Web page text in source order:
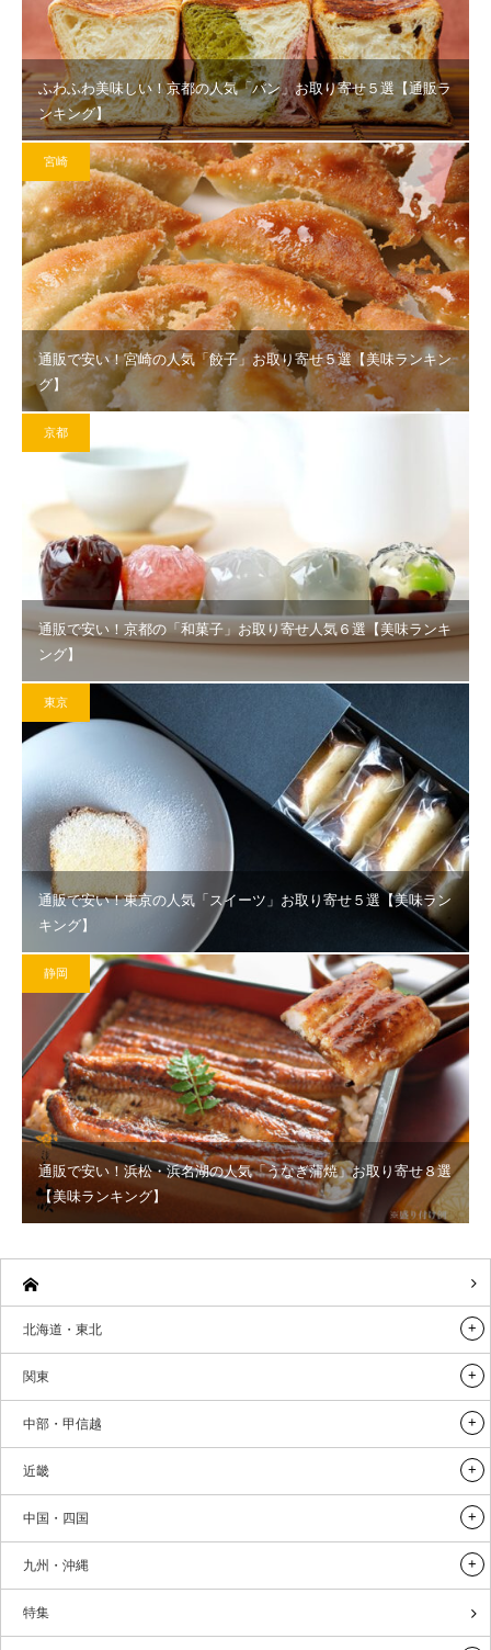
ふわふわ美味しい！京都の人気「パン」お取り寄せ５選【通販ラ
ンキング】
宮崎
通販で安い！宮崎の人気「餃子」お取り寄せ５選【美味ランキン
グ】
京都
通販で安い！京都の「和菓子」お取り寄せ人気６選【美味ランキ
ング】
東京
通販で安い！東京の人気「スイーツ」お取り寄せ５選【美味ラン
キング】
静岡
通販で安い！浜松・浜名湖の人気「うなぎ蒲焼」お取り寄せ８選
【美味ランキング】
北海道・東北
関東
中部・甲信越
近畿
中国・四国
九州・沖縄
特集